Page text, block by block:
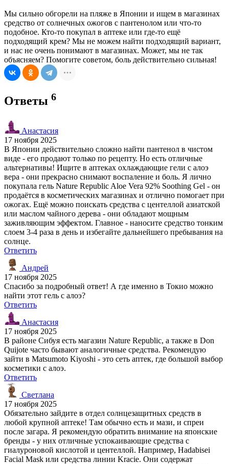
Мы сильно обгорели на пляже в Японии и ищем в магазинах
средство от солнечных ожогов с пантенолом или что-то
подобное. Кто-то покупал в аптеке или где-то ещё
подходящий крем? Мы не можем найти подходящий вариант,
и нас не очень понимают в магазинах. Может, мы не так
объясняем? Помогите советом, боль действительно сильная!
Ответы 6
Анастасия
17 ноября 2025
В Японии действительно сложно найти пантенол в чистом
виде - его продают только по рецепту. Но есть отличные
альтернативы! Ищите в аптеках охлаждающие гели с алоэ
вера - они прекрасно снимают воспаление и боль. Я лично
покупала гель Nature Republic Aloe Vera 92% Soothing Gel - он
продаётся в косметических магазинах и отлично помогает при
ожогах. Ещё можно поискать средства с центеллой азиатской
или маслом чайного дерева - они обладают мощным
заживляющим эффектом. Главное - наносите средство тонким
слоем 3-4 раза в день и избегайте дальнейшего пребывания на
солнце.
Ответить
Андрей
17 ноября 2025
Спасибо за подробный ответ! А где именно в Токио можно
найти этот гель с алоэ?
Ответить
Анастасия
17 ноября 2025
В районе Сибуя есть магазин Nature Republic, а также в Don
Quijote часто бывают аналогичные средства. Рекомендую
зайти в Matsumoto Kiyoshi - это сеть аптек, где большой выбор
косметики с алоэ.
Ответить
Светлана
17 ноября 2025
Обязательно зайдите в отдел солнцезащитных средств в
любой крупной аптеке! Там обычно есть и мази, и спреи
после загара. Я рекомендую обратить внимание на японские
бренды - у них отличные успокаивающие средства с
гиалуроновой кислотой и центеллой. Например, Hadabisei
Facial Mask или средства линии Kracie. Они содержат